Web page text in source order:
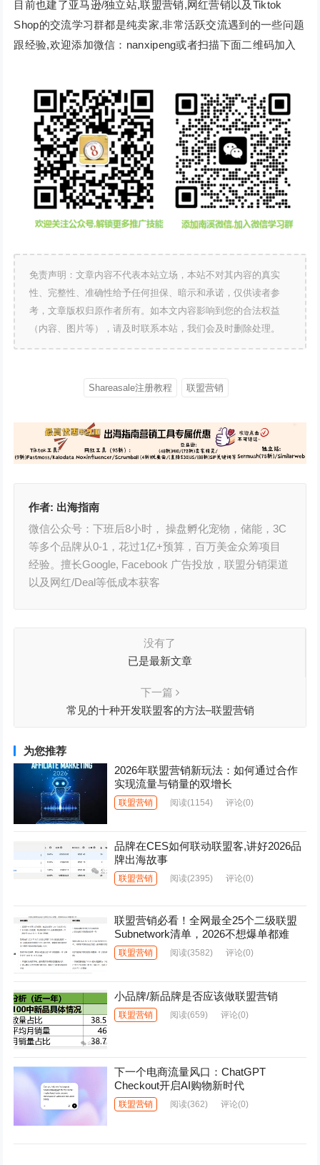
目前也建了亚马逊/独立站,联盟营销,网红营销以及Tiktok
Shop的交流学习群都是纯卖家,非常活跃交流遇到的一些问题
跟经验,欢迎添加微信：nanxipeng或者扫描下面二维码加入
免责声明：文章内容不代表本站立场，本站不对其内容的真实
性、完整性、准确性给予任何担保、暗示和承诺，仅供读者参
考，文章版权归原作者所有。如本文内容影响到您的合法权益
（内容、图片等），请及时联系本站，我们会及时删除处理。
Shareasale注册教程 联盟营销
作者: 出海指南
微信公众号：下班后8小时， 操盘孵化宠物，储能，3C
等多个品牌从0-1，花过1亿+预算，百万美金众筹项目
经验。擅长Google, Facebook 广告投放，联盟分销渠道
以及网红/Deal等低成本获客
没有了
已是最新文章
下一篇
常见的十种开发联盟客的方法–联盟营销
为您推荐
2026年联盟营销新玩法：如何通过合作
实现流量与销量的双增长
联盟营销 阅读(1154) 评论(0)
品牌在CES如何联动联盟客,讲好2026品
牌出海故事
联盟营销 阅读(2395) 评论(0)
联盟营销必看！全网最全25个二级联盟
Subnetwork清单，2026不想爆单都难
联盟营销 阅读(3582) 评论(0)
小品牌/新品牌是否应该做联盟营销
联盟营销 阅读(659) 评论(0)
下一个电商流量风口：ChatGPT
Checkout开启AI购物新时代
联盟营销 阅读(362) 评论(0)